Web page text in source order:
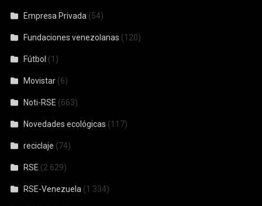
Empresa Privada (54)
Fundaciones venezolanas (120)
Fútbol (1)
Movistar (6)
Noti-RSE (663)
Novedades ecológicas (117)
reciclaje (74)
RSE (2.629)
RSE-Venezuela (1.334)